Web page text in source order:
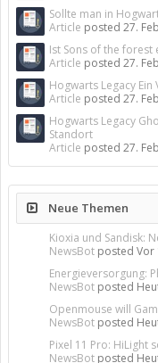
Sollte man in
Article posted 27.
Ist Sons of the forest
Article posted 27.
Hogwarts Legacy
Article posted 27.
Hogwarts Legacy
Standort
Article posted 27.
Neue Themen
Kioxia und Sandisk:
NewsBot posted Vor
Energieversorgung:
NewsBot posted
Openmouse will
NewsBot posted
Pixel 11 Pro: HiLight
NewsBot posted